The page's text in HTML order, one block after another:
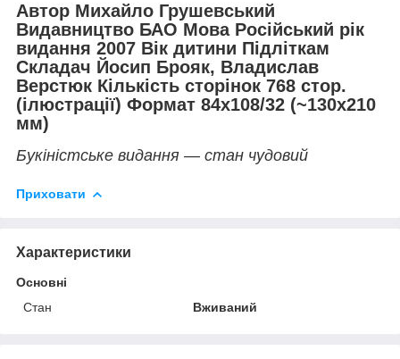
Автор Михайло Грушевський
Видавництво БАО Мова Російський рік
видання 2007 Вік дитини Підліткам
Складач Йосип Брояк, Владислав
Верстюк Кількість сторінок 768 стор.
(ілюстрації) Формат 84x108/32 (~130x210
мм)
Букіністське видання — стан чудовий
Приховати
Характеристики
Основні
Стан
Вживаний